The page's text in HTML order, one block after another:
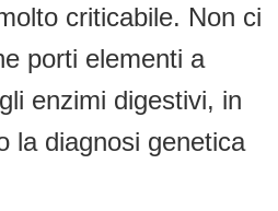
criticabile. Non ci
porti elementi a
enzimi digestivi, in
la diagnosi genetica